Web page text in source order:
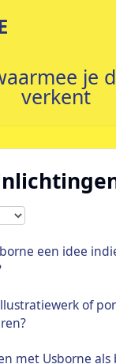
een idee
of
met Usborne als